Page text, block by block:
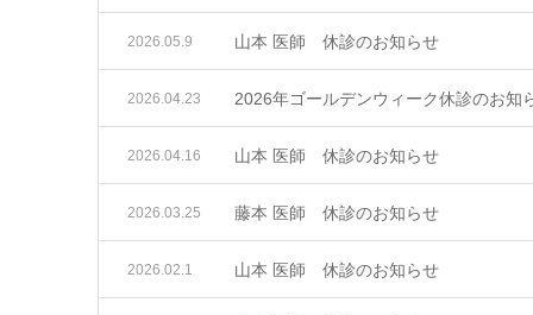
山本 医師 休診のお知らせ
2026.05.9
2026年ゴールデンウィーク休診のお知
2026.04.23
山本 医師 休診のお知らせ
2026.04.16
藤本 医師 休診のお知らせ
2026.03.25
山本 医師 休診のお知らせ
2026.02.1